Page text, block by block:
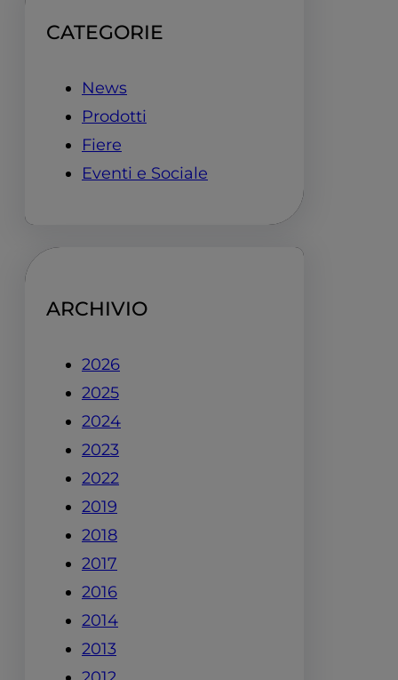
CATEGORIE
News
Prodotti
Fiere
Eventi e Sociale
ARCHIVIO
2026
2025
2024
2023
2022
2019
2018
2017
2016
2014
2013